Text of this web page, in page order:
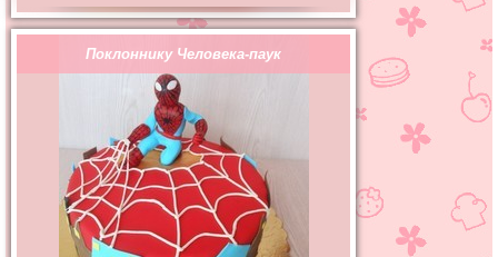
Поклоннику Человека-паук